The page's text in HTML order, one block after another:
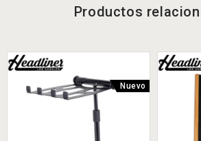
Productos
Nuevo